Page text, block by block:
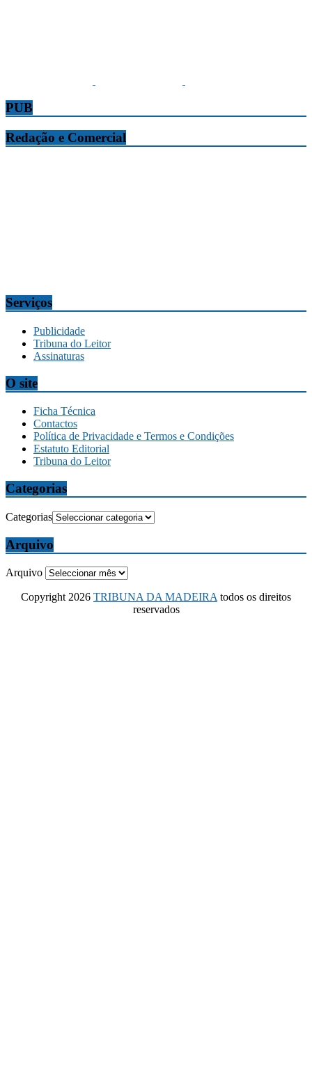
PUB
Redação e Comercial
Serviços
Publicidade
Tribuna do Leitor
Assinaturas
O site
Ficha Técnica
Contactos
Política de Privacidade e Termos e Condições
Estatuto Editorial
Tribuna do Leitor
Categorias
Categorias
Arquivo
Arquivo
Copyright 2026 TRIBUNA DA MADEIRA todos os direitos
reservados